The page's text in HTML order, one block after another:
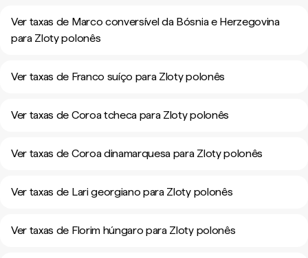
Ver taxas de Marco conversível da Bósnia e Herzegovina
para Zloty polonês
Ver taxas de Franco suíço para Zloty polonês
Ver taxas de Coroa tcheca para Zloty polonês
Ver taxas de Coroa dinamarquesa para Zloty polonês
Ver taxas de Lari georgiano para Zloty polonês
Ver taxas de Florim húngaro para Zloty polonês